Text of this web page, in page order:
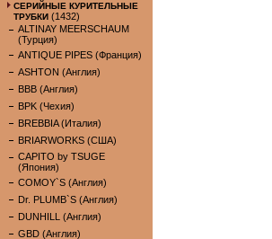
СЕРИЙНЫЕ КУРИТЕЛЬНЫЕ
ТРУБКИ (1432)
ALTINAY MEERSCHAUM
(Турция)
ANTIQUE PIPES (Франция)
ASHTON (Англия)
BBB (Англия)
BPK (Чехия)
BREBBIA (Италия)
BRIARWORKS (США)
CAPITO by TSUGE
(Япония)
COMOY`S (Англия)
Dr. PLUMB`S (Англия)
DUNHILL (Англия)
GBD (Англия)